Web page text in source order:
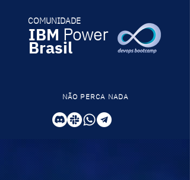
COMUNIDADE
IBM Power
Brasil
NÃO PERCA NADA